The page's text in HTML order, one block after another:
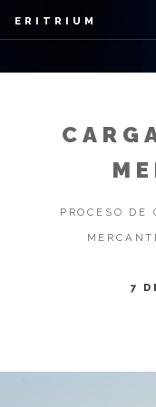
ERITRIUM
PROCESO DE
7